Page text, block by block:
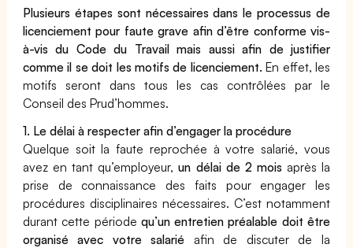
Plusieurs étapes sont nécessaires dans le processus de
licenciement pour faute grave afin d’être conforme vis-
à-vis du Code du Travail mais aussi afin de justifier
comme il se doit les motifs de licenciement. En effet, les
motifs seront dans tous les cas contrôlées par le
Conseil des Prud’hommes.
1. Le délai à respecter afin d’engager la procédure
Quelque soit la faute reprochée à votre salarié, vous
avez en tant qu’employeur,un délai de 2 mois après la
prise de connaissance des faits pour engager les
procédures disciplinaires nécessaires. C’est notamment
durant cette période qu’un entretien préalable doit être
organisé avec votre salarié afin de discuter de la